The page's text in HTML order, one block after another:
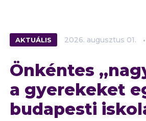
AKTUÁLIS 2026. augusztus 01.
Önkéntes
a gyerekeket
budapesti